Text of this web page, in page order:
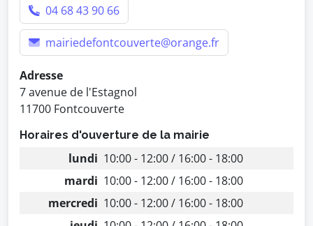
04 68 43 90 66
mairiedefontcouverte@orange.fr
Adresse
7 avenue de l'Estagnol
11700 Fontcouverte
Horaires d'ouverture de la mairie
lundi 10:00 - 12:00 / 16:00 - 18:00
mardi 10:00 - 12:00 / 16:00 - 18:00
mercredi 10:00 - 12:00 / 16:00 - 18:00